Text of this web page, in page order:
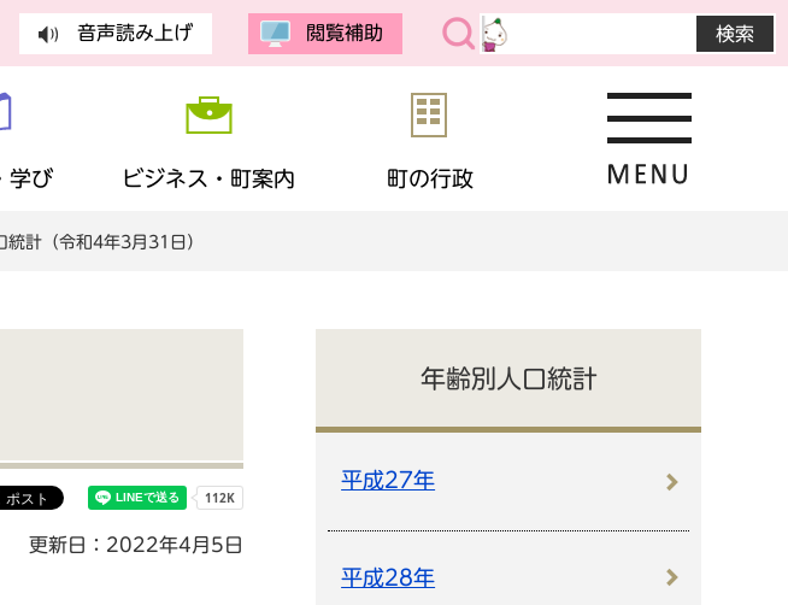
音声読み上げ 閲覧補助
住宅
地域活動・男女共同参画 申請書ダウンロード
学び ビジネス・町案内 町の行政
計（令和4年3月31日）
更新日：2022年4月5日
年齢別人口統計
平成27年
平成28年